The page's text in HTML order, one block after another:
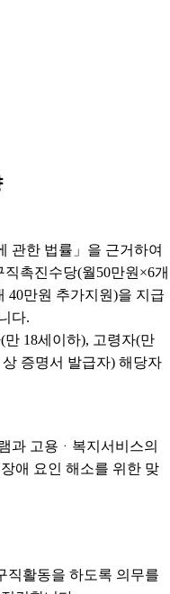
관한 법률」을 근거하여
촉진수당(월50만원×6개
40만원 추가지원)을 지급
다.
18세이하), 고령자(만
증명서 발급자) 해당자
과 고용ᆞ복지서비스의
애 요인 해소를 위한 맞
직활동을 하도록 의무를